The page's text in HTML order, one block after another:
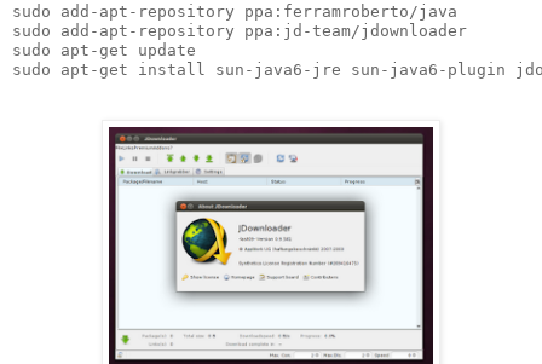
sudo add-apt-repository ppa:ferramroberto/java
sudo add-apt-repository ppa:jd-team/jdownloader
sudo apt-get update
sudo apt-get install sun-java6-jre sun-java6-plugin